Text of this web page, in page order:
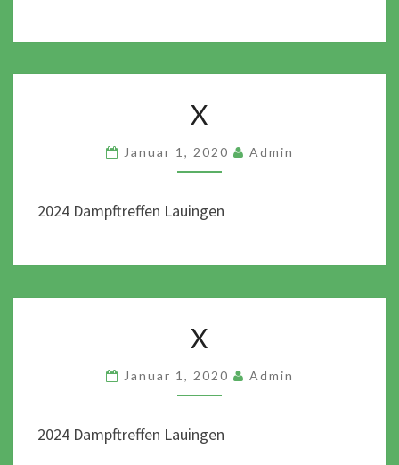
X
Januar 1, 2020 Admin
2024 Dampftreffen Lauingen
X
Januar 1, 2020 Admin
2024 Dampftreffen Lauingen